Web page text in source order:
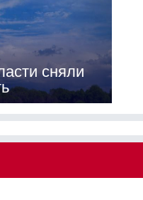
сняли